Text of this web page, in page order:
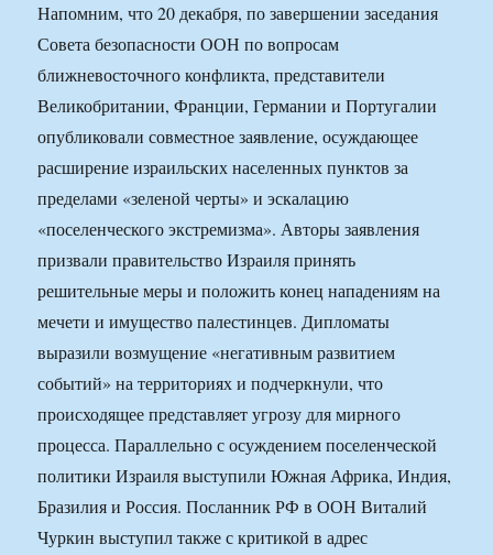
Напомним, что 20 декабря, по завершении заседания
Совета безопасности ООН по вопросам
ближневосточного конфликта, представители
Великобритании, Франции, Германии и Португалии
опубликовали совместное заявление, осуждающее
расширение израильских населенных пунктов за
пределами «зеленой черты» и эскалацию
«поселенческого экстремизма». Авторы заявления
призвали правительство Израиля принять
решительные меры и положить конец нападениям на
мечети и имущество палестинцев. Дипломаты
выразили возмущение «негативным развитием
событий» на территориях и подчеркнули, что
происходящее представляет угрозу для мирного
процесса. Параллельно с осуждением поселенческой
политики Израиля выступили Южная Африка, Индия,
Бразилия и Россия. Посланник РФ в ООН Виталий
Чуркин выступил также с критикой в адрес